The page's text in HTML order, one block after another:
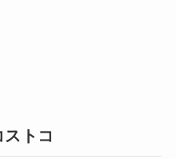
トコ